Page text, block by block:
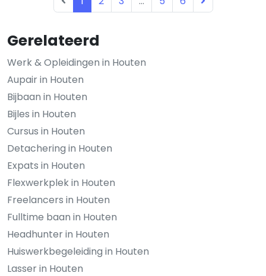
Gerelateerd
Werk & Opleidingen in Houten
Aupair in Houten
Bijbaan in Houten
Bijles in Houten
Cursus in Houten
Detachering in Houten
Expats in Houten
Flexwerkplek in Houten
Freelancers in Houten
Fulltime baan in Houten
Headhunter in Houten
Huiswerkbegeleiding in Houten
Lasser in Houten